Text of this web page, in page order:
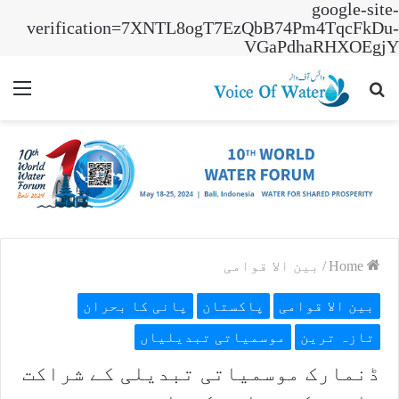
google-site-
verification=7XNTL8ogT7EzQbB74Pm4TqcFkDu-
VGaPdhaRHXOEgjY
Search
/ بین الا قوامی
بین الا قوامی پاکستان پانی کا بحران
تازہ ترین موسمیاتی تبدیلیاں
ڈنمارک موسمیاتی تبدیلی کے شراکت